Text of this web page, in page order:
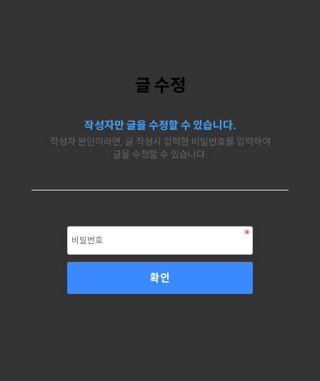
글 수정
작성자만 글을 수정할 수 있습니다.
작성자 본인이라면, 글 작성시 입력한 비밀번호를 입력하여
글을 수정할 수 있습니다.